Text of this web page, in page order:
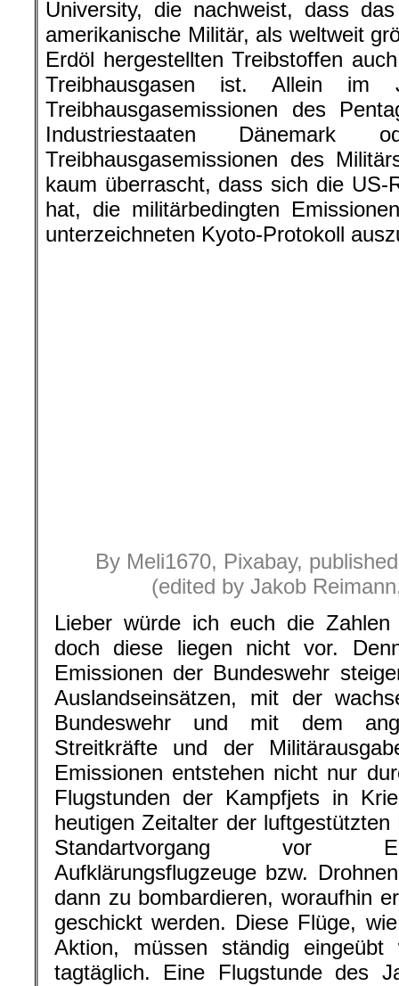
Treibhausgasen ist. Allein
Treibhausgasemissionen des
Industriestaaten Dänemark
Treibhausgasemissionen des
kaum überrascht, dass sich die US-
hat, die militärbedingten
unterzeichneten Kyoto-Protokoll
By Meli1670, Pixabay,
(edited by Jakob
dann zu bombardieren, woraufhin
geschickt werden. Diese Flüge,
Aktion, müssen ständig
tagtäglich. Eine Flugstunde des
produziert mit 11 Tonnen
durchschnittlich eine in
gesamten Jahr produziert. Nicht
Marine, die Landstreitkräfte und
ständig auf mehr als 260
ein. Die Bundeswehr ist in
Auslandseinsätze eingebunden
umweltschädlichen
Fahrzeugen in multi-nationale
eingebunden. Alleine letztes Jahr
Militärübungen – fast jeden zweiten
hier geht es weiter »